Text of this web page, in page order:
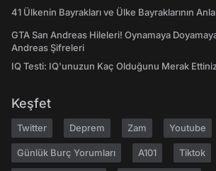
41 Ülkenin Bayrakları ve Ülke Bayraklarının
GTA San Andreas Hileleri! Oynamaya
Andreas Şifreleri
IQ Testi: IQ'unuzun Kaç Olduğunu Merak
Keşfet
Twitter Deprem Zam Youtube
Günlük Burç Yorumları A101 Tiktok